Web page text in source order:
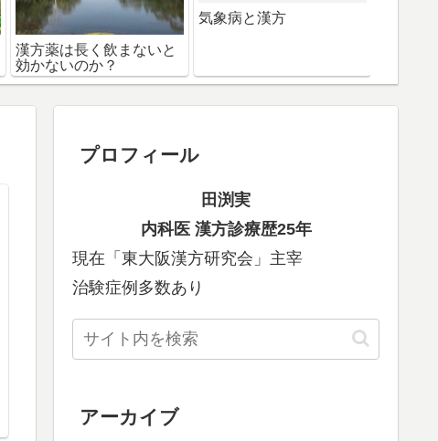
漢方薬は長く飲まないと
効かないのか？
気象病と漢方
プロフィール
田渕実
内科医 漢方診療歴25年
現在「東大阪漢方研究会」主宰
治験症例多数あり
アーカイブ